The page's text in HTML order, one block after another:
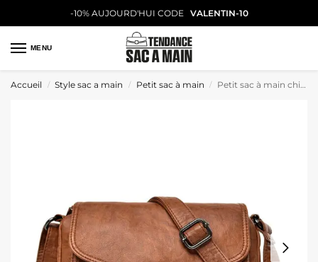
-10% AUJOURD'HUI CODE VALENTIN-10
MENU
Accueil / Style sac a main / Petit sac à main / Petit sac à main chic style vintage